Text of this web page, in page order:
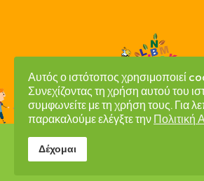
Αυτός ο ιστότοπος χρησιμοποιεί
Συνεχίζοντας τη χρήση αυτού του
συμφωνείτε με τη χρήση τους. Για
παρακαλούμε ελέγξτε την Πολιτική
Δέχομαι